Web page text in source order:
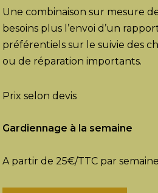
Une combinaison sur mesure
besoins plus l’envoi d’un
préférentiels sur le suivie des
ou de réparation importants.
Prix selon devis
Gardiennage à la semaine
A partir de 25€/TTC par semaine